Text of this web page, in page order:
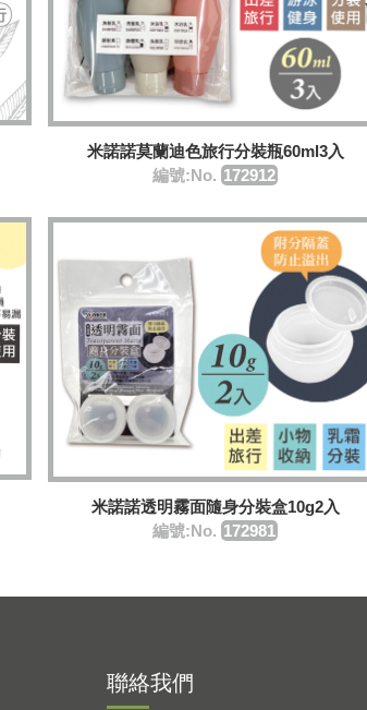
米諾諾莫蘭迪色旅行分裝瓶60ml3入
編號:No. 172912
米諾諾透明霧面隨身分裝盒10g2入
編號:No. 172981
聯絡我們